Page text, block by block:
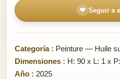
❤ Seguir a
Categoría : Peinture — Huile
Dimensiones : H: 90 x L: 1 x
Año : 2025